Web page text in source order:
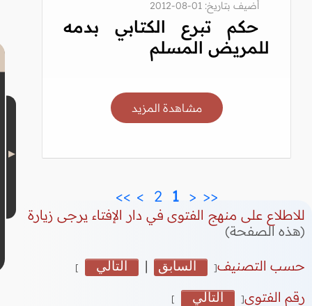
أضيف بتاريخ: 01-08-2012
حكم تبرع الكتابي بدمه
للمريض المسلم
مشاهدة المزيد
<<
<
1
2
>
>>
للاطلاع على منهج الفتوى في دار الإفتاء يرجى زيارة
(هذه الصفحة)
حسب التصنيف[ السابق | التالي ]
رقم الفتوى[ التالي ]